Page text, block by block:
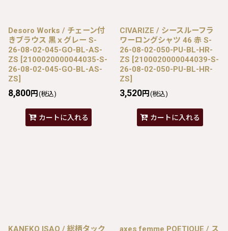
Desoro Works / チェーン付
きブラウス 黒ｘグレー S-
26-08-02-045-GO-BL-AS-
ZS [2100020000044035-S-
26-08-02-045-GO-BL-AS-
ZS]
8,800円 (税込)
カートに入れる
CIVARIZE / シースルーフラ
ワーロングシャツ 46 赤 S-
26-08-02-050-PU-BL-HR-
ZS [2100020000044039-S-
26-08-02-050-PU-BL-HR-
ZS]
3,520円 (税込)
カートに入れる
KANEKO ISAO / 総柄タック axes femme POETIQUE / ス